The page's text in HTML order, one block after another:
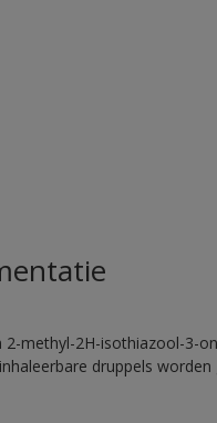
methyl-2H-isothiazool-3-
druppels